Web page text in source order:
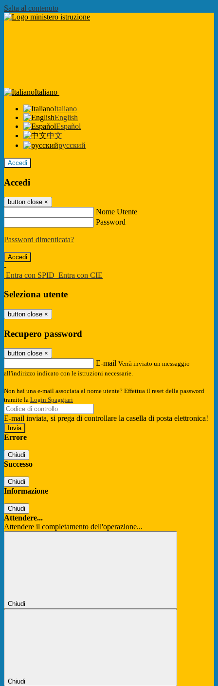
Salta al contenuto
Italiano
Italiano
English
Español
中文
русский
Accedi
Accedi
button close ×
Nome Utente
Password
Password dimenticata?
-
Entra con SPID Entra con CIE
Seleziona utente
button close ×
Recupero password
button close ×
E-mail Verrà inviato un messaggio
all'indirizzo indicato con le istruzioni necessarie.
Non hai una e-mail associata al nome utente? Effettua il reset della password
tramite la Login Spaggiari
E-mail inviata, si prega di controllare la casella di posta elettronica!
Errore
Chiudi
Successo
Chiudi
Informazione
Chiudi
Attendere...
Attendere il completamento dell'operazione...
Chiudi
Chiudi